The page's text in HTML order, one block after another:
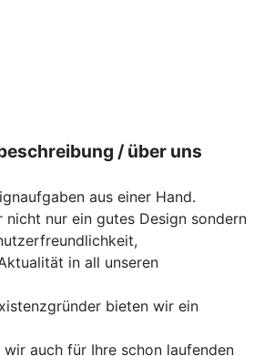
/ über uns
aus einer Hand.
nicht nur ein gutes Design sondern
in all unseren
bieten wir ein
wir auch für Ihre schon laufenden